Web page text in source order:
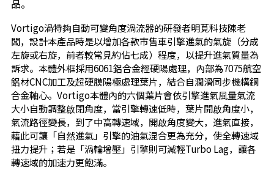
品。
Vortigo渦特夠自動可變角度渦流器的研發者明莧科技陳老
闆，設計本產品時是以增加各款市售車引擎進氣的氣旋（分成
左旋或右旋，前者較常見約佔七成）程度，以提升進氣質量為
訴求。本體外框採用6061鋁合金經硬陽處理，內部為7075航空
鋁材CNC加工及超硬膜陽極處理葉片，結合自潤滑同步機構銅
合金軸心。Vortigo本體內的六個葉片會依引擎進氣風量氣流
大小自動調整啟閉角度，當引擎轉速低時，葉片開啟角度小，
氣流路徑變長，到了中高轉速域，開啟角度變大，進氣直接，
藉此可讓「自然進氣」引擎的油氣混合更為充分，使全轉速域
扭力提升；若是「渦輪增壓」引擎則可減輕Turbo Lag，讓各
轉速域的加速力更飽滿。